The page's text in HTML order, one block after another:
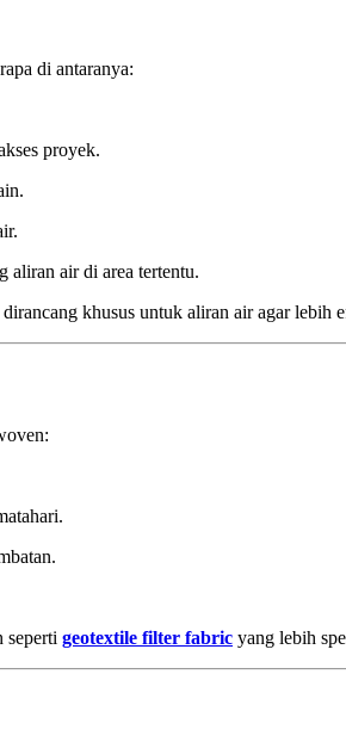
di antaranya:
proyek.
aliran air di area tertentu.
khusus untuk aliran air agar lebih
seperti geotextile filter fabric yang lebih